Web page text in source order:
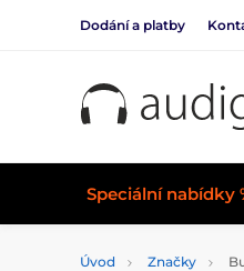
Dodání a platby
Speciální nabídky
Úvod Značky